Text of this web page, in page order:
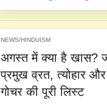
NEWS/HINDUISM
अगस्त में क्या है खास?
प्रमुख व्रत, त्योहार
गोचर की पूरी लिस्ट